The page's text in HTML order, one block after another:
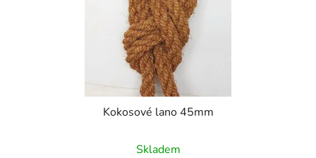
Kokosové lano 45mm
Skladem